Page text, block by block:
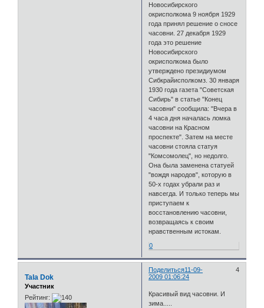
Новосибирского
окрисполкома 9 ноября 1929
года принял решение о сносе
часовни. 27 декабря 1929
года это решение
Новосибирского
окрисполкома было
утверждено президиумом
Сибкрайисполкомз. 30 января
1930 года газета "Советская
Сибирь" в статье "Конец
часовни" сообщила: "Вчера в
4 часа дня началась ломка
часовни на Красном
проспекте". Затем на месте
часовни стояла статуя
"Комсомолец", но недолго.
Она была заменена статуей
"вождя народов", которую в
50-х годах убрали раз и
навсегда. И только теперь мы
приступаем к
восстановлению часовни,
возвращаясь к своим
нравственным истокам.
0
Поделиться 4
11-09-
2009 01:06:24
Tala Dok
Участник
Рейтинг:
Красивый вид часовни. И
зима.....